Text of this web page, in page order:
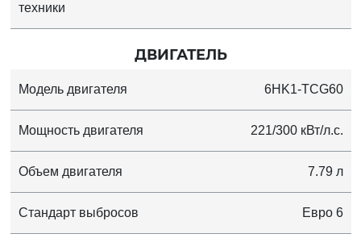
техники
ДВИГАТЕЛЬ
Модель двигателя 6HK1-TCG60
Мощность двигателя 221/300 кВт/л.с.
Объем двигателя 7.79 л
Стандарт выбросов Евро 6